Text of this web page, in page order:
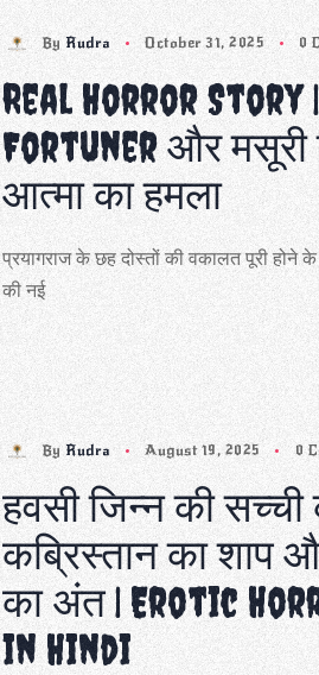
ByRudra October 31, 2025 0
Real Horror Story
Fortuner और मसूरी
आत्मा का हमला
प्रयागराज के छह दोस्तों की वकालत पूरी होने
की नई
ByRudra August 19, 2025 0
हवसी जिन्न की सच्ची
कब्रिस्तान का शाप
का अंत | Erotic
in Hindi